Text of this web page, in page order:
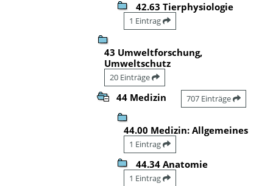
42.63 Tierphysiologie
1 Eintrag
43 Umweltforschung,
Umweltschutz
20 Einträge
44 Medizin 707 Einträge
44.00 Medizin: Allgemeines
1 Eintrag
44.34 Anatomie
1 Eintrag